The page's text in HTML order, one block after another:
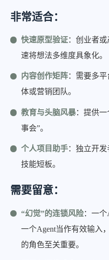
非常适合：
快速原型验证：创业者
速将想法多维度具象化。
内容创作矩阵：需要多
体或营销团队。
教育与头脑风暴：提供
事会”。
个人项目助手：独立开
技能短板。
需要留意：
“幻觉”的连锁风险：一个
一个Agent当作有效输入
的角色至关重要。